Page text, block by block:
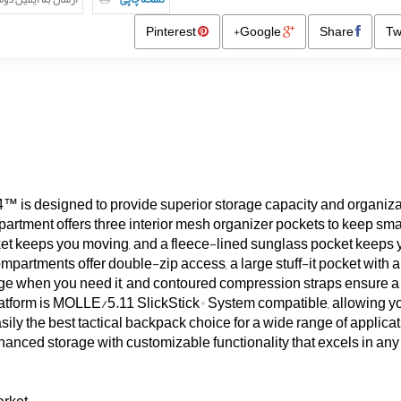
Share
Google+
Pinterest
is designed to provide superior storage capacity and
offers three interior mesh organizer pockets to keep
keeps you moving, and a fleece-lined sunglass pocket keeps
offer double-zip access, a large stuff-it pocket with
when you need it, and contoured compression straps ensure a
is MOLLE/5.11 SlickStick® System compatible, allowing
the best tactical backpack choice for a wide range of
storage with customizable functionality that excels in any